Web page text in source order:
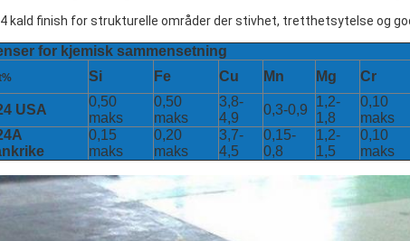
kald finish for strukturelle områder der stivhet, tretthetsytelse og
for kjemisk sammensetning
Si Fe Cu Mn Mg Cr
USA
0,50
maks
0,50
maks
3,8-
4,9
0,3-0,9
1,2-
1,8
0,10
maks
0,15
maks
0,20
maks
3,7-
4,5
0,15-
0,8
1,2-
1,5
0,10
maks